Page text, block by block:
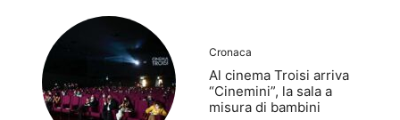
Cronaca
Al cinema Troisi arriva
“Cinemini”, la sala a
misura di bambini